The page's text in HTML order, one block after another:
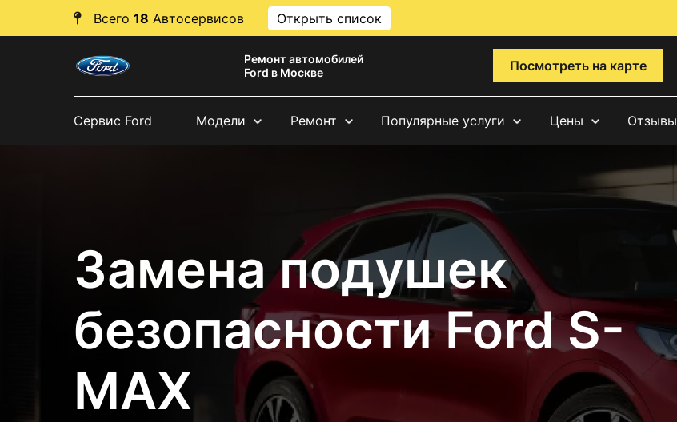
Всего 18 Автосервисов Открыть список
Ремонт автомобилей
Ford в Москве
Посмотреть на карте
Сервис Ford Модели Ремонт Популярные услуги Цены Отзывы
Замена подушек
безопасности Ford S-
MAX